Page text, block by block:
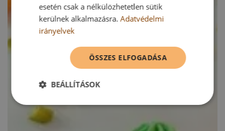
esetén csak a nélkülözhetetlen sütik
kerülnek alkalmazásra.Adatvédelmi
irányelvek
ÖSSZES ELFOGADÁSA
BEÁLLÍTÁSOK